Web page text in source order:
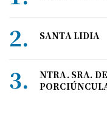
SANTA LIDIA
NTRA. SRA.